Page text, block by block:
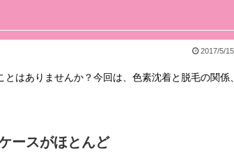
2017/5/15
とはありませんか？今回は、色素沈着と脱毛の関
ースがほとんど